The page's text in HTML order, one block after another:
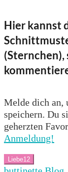
Hier kannst
(Sternchen),
Melde dich an,
speichern. Du
geherzten
Anmeldung!
Liebe12